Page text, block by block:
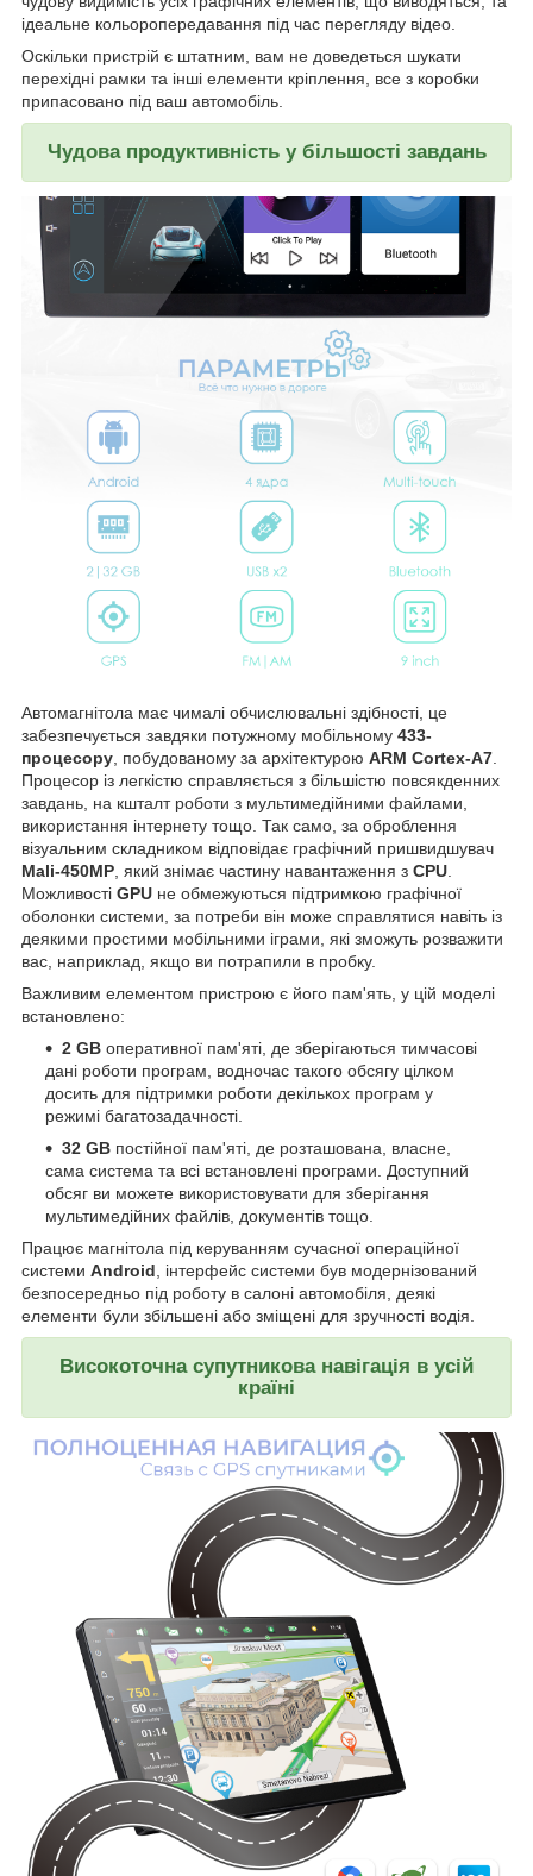
ідеальне кольоропередавання під час перегляду відео.
Оскільки пристрій є штатним, вам не доведеться шукати
перехідні рамки та інші елементи кріплення, все з коробки
припасовано під ваш автомобіль.
Чудова продуктивність у більшості завдань
Автомагнітола має чималі обчислювальні здібності, це
забезпечується завдяки потужному мобільному 433-
процесору , побудованому за архітектурою ARM Cortex-A7
Процесор із легкістю справляється з більшістю повсякденних
завдань, на кшталт роботи з мультимедійними файлами,
використання інтернету тощо. Так само, за оброблення
візуальним складником відповідає графічний пришвидшувач
Mali-450MP , який знімає частину навантаження з CPU
Можливості GPU не обмежуються підтримкою графічної
оболонки системи, за потреби він може справлятися навіть із
деякими простими мобільними іграми, які зможуть розважити
вас, наприклад, якщо ви потрапили в пробку.
Важливим елементом пристрою є його пам'ять, у цій моделі
встановлено:
2 GB оперативної пам'яті, де зберігаються тимчасові
дані роботи програм, водночас такого обсягу цілком
досить для підтримки роботи декількох програм у
режимі багатозадачності.
32 GB постійної пам'яті, де розташована, власне,
сама система та всі встановлені програми. Доступний
обсяг ви можете використовувати для зберігання
мультимедійних файлів, документів тощо.
Працює магнітола під керуванням сучасної операційної
системи Android , інтерфейс системи був модернізований
безпосередньо під роботу в салоні автомобіля, деякі
елементи були збільшені або зміщені для зручності водія.
Високоточна супутникова навігація в усій
країні